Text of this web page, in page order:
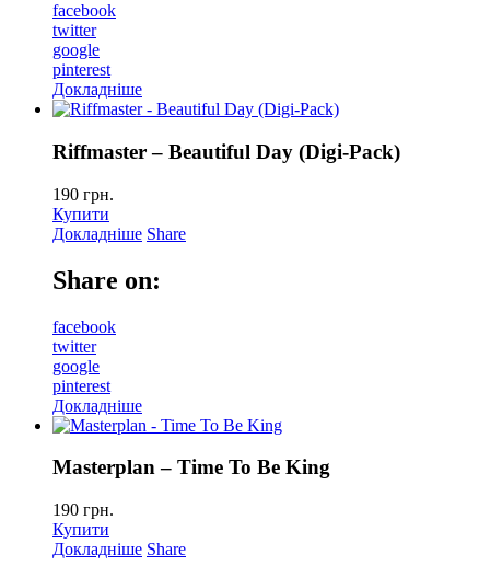
facebook
twitter
google
pinterest
Докладніше
Riffmaster – Beautiful Day (Digi-Pack)
190 грн.
Купити
Докладніше Share
Share on:
facebook
twitter
google
pinterest
Докладніше
Masterplan – Time To Be King
190 грн.
Купити
Докладніше Share